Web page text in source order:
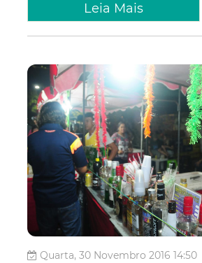
Leia Mais
Quarta, 30 Novembro 2016 14:50